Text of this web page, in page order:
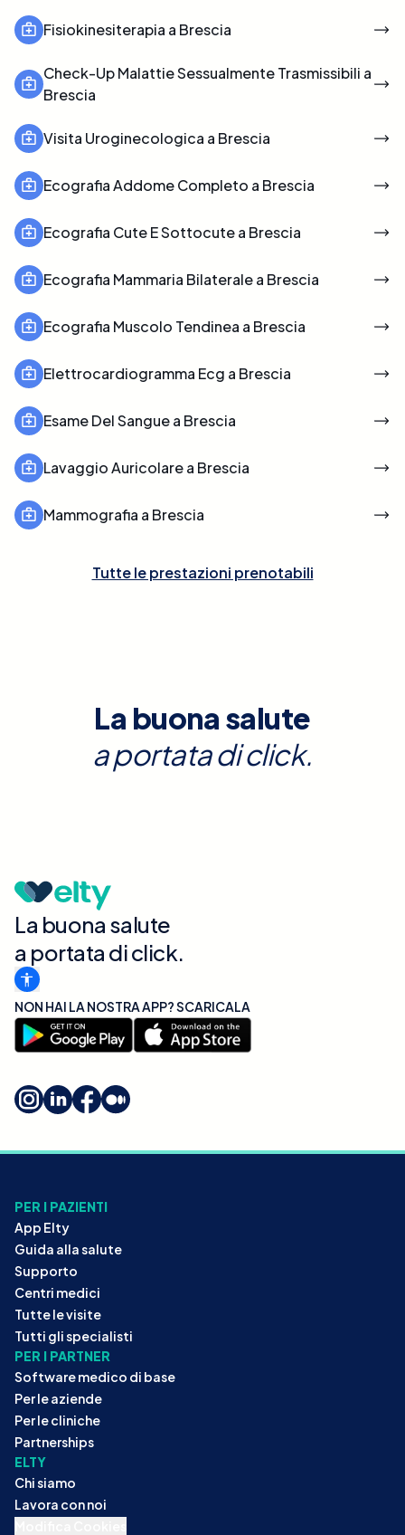
Fisiokinesiterapia a Brescia
Check-Up Malattie Sessualmente Trasmissibili a
Brescia
Visita Uroginecologica a Brescia
Ecografia Addome Completo a Brescia
Ecografia Cute E Sottocute a Brescia
Ecografia Mammaria Bilaterale a Brescia
Ecografia Muscolo Tendinea a Brescia
Elettrocardiogramma Ecg a Brescia
Esame Del Sangue a Brescia
Lavaggio Auricolare a Brescia
Mammografia a Brescia
Tutte le prestazioni prenotabili
La buona salute
a portata di click.
La buona salute
a portata di click.
NON HAI LA NOSTRA APP? SCARICALA
PER I PAZIENTI
App Elty
Guida alla salute
Supporto
Centri medici
Tutte le visite
Tutti gli specialisti
PER I PARTNER
Software medico di base
Per le aziende
Per le cliniche
Partnerships
ELTY
Chi siamo
Lavora con noi